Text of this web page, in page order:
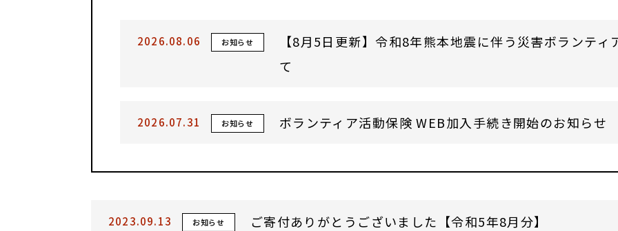
2026.08.06 お知らせ
【8月5日更新】令和8年熊本地震に伴う災害ボランテ
て
2026.07.31 お知らせ ボランティア活動保険 WEB加入手続き開始のお知らせ
2023.09.13 お知らせ ご寄付ありがとうございました【令和5年8月分】